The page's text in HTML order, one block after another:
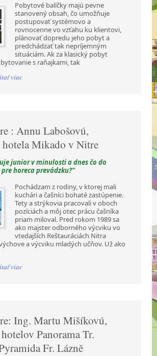
Pobytové balíčky majú pevne
stanovený obsah, čo umožňuje
postupovať systémovo a
rovnocenne vo vzťahu ku klientovi,
plánovať dopredu jeho pobyt a
predchádzať tak nepríjemným
situáciám. Ak za klasický pobyt
s raňajkami, tak
viac
: Annu Labošovú,
Mikado v Nitre
junior v minulosti a dnes čo do
horeca prevádzku?“
Pochádzam z rodiny, v ktorej mali
kuchári a čašníci bohaté zastúpenie.
Tety a strýkovia pracovali v oboch
pozíciách a môj otec prácu čašníka
priam miloval. Pred rokom 1989 sa
ako majster odborného výcviku vo
vtedajších Reštauráciách Nitra
a výcviku mladých učňov. Už ako
viac
Ing. Martu Mišíkovú,
Panorama Tr.
Fr. Lázně